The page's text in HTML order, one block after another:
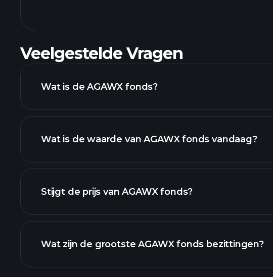
Veelgestelde Vragen
Wat is de AGAWX fonds?
Wat is de waarde van AGAWX fonds vandaag?
geavanceerde grafiek
Stijgt de prijs van AGAWX fonds?
AGAWX fonds grafiek
Wat zijn de grootste AGAWX fonds bezittingen?